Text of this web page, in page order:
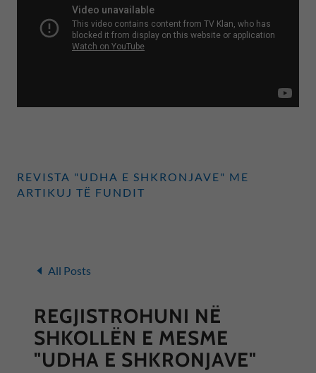
REVISTA "UDHA E SHKRONJAVE" ME
ARTIKUJ TË FUNDIT
All Posts
REGJISTROHUNI NË
SHKOLLËN E MESME
"UDHA E SHKRONJAVE"